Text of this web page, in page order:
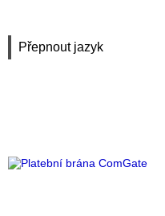
Přepnout jazyk